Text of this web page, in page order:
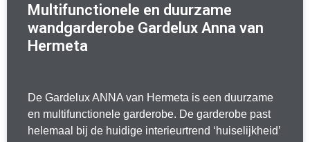
Multifunctionele en duurzame
wandgarderobe Gardelux Anna van
Hermeta
De Gardelux ANNA van Hermeta is een duurzame
en multifunctionele garderobe. De garderobe past
helemaal bij de huidige interieurtrend ‘huiselijkheid’